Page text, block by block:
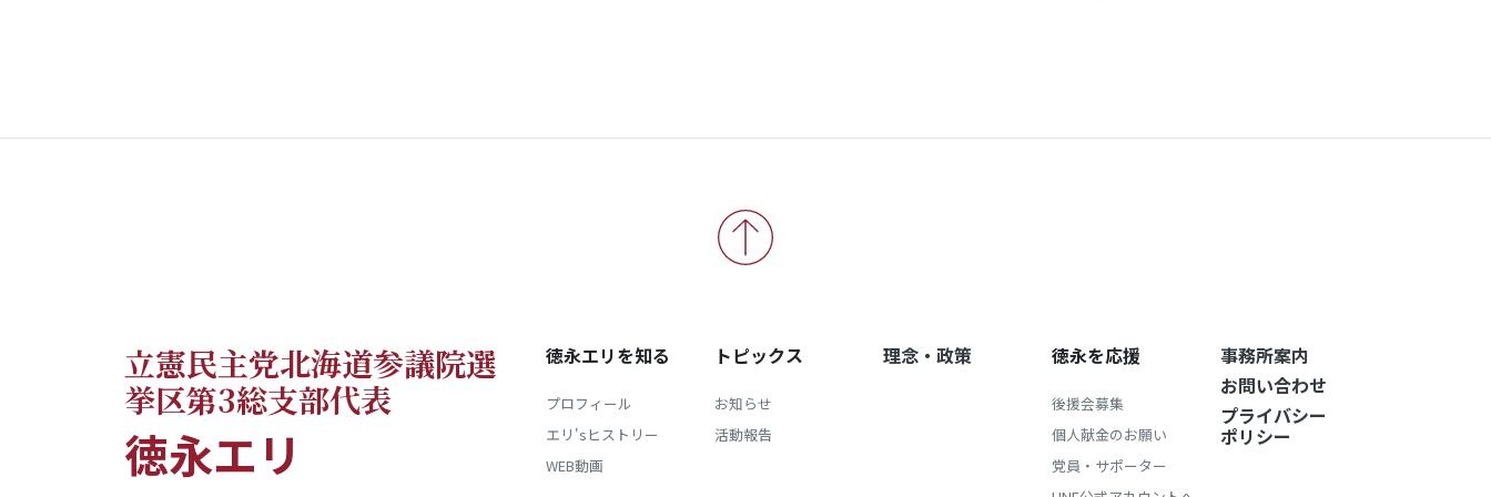
立憲民主党北海道参議院選
挙区第3総支部代表
徳永エリ
徳永エリを知る
プロフィール
エリ'sヒストリー
WEB動画
トピックス
お知らせ
活動報告
理念・政策 徳永を応援
後援会募集
個人献金のお願い
党員・サポーター
事務所案内
お問い合わせ
プライバシー
ポリシー